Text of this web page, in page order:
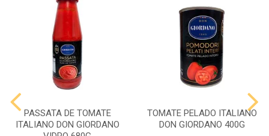
PASSATA DE TOMATE
ITALIANO DON GIORDANO
TOMATE PELADO ITALIANO
DON GIORDANO 400G